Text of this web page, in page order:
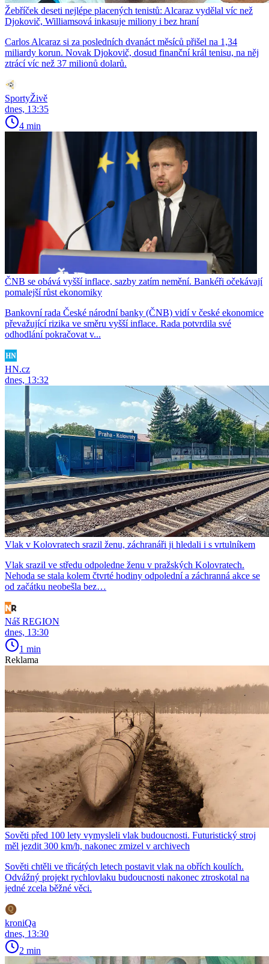
Žebříček deseti nejlépe placených tenistů: Alcaraz vydělal víc než
Djokovič, Williamsová inkasuje miliony i bez hraní
Carlos Alcaraz si za posledních dvanáct měsíců přišel na 1,34
miliardy korun. Novak Djokovič, dosud finanční král tenisu, na něj
ztrácí víc než 37 milionů dolarů.
SportyŽivě
dnes, 13:35
4 min
ČNB se obává vyšší inflace, sazby zatím nemění. Bankéři očekávají
pomalejší růst ekonomiky
Bankovní rada České národní banky (ČNB) vidí v české ekonomice
převažující rizika ve směru vyšší inflace. Rada potvrdila své
odhodlání pokračovat v...
HN.cz
dnes, 13:32
Vlak v Kolovratech srazil ženu, záchranáři ji hledali i s vrtulníkem
Vlak srazil ve středu odpoledne ženu v pražských Kolovratech.
Nehoda se stala kolem čtvrté hodiny odpolední a záchranná akce se
od začátku neobešla bez…
Náš REGION
dnes, 13:30
1 min
Reklama
Sověti před 100 lety vymysleli vlak budoucnosti. Futuristický stroj
měl jezdit 300 km/h, nakonec zmizel v archivech
Sověti chtěli ve třicátých letech postavit vlak na obřích koulích.
Odvážný projekt rychlovlaku budoucnosti nakonec ztroskotal na
jedné zcela běžné věci.
kroniQa
dnes, 13:30
2 min